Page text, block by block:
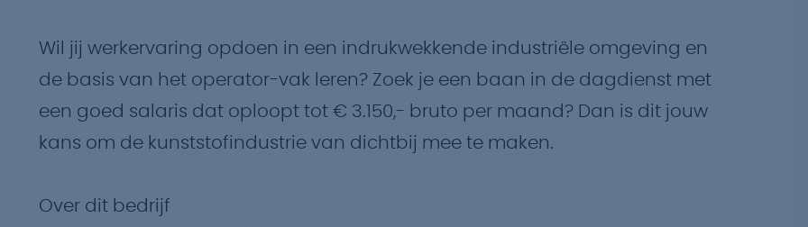
Wil jij werkervaring opdoen in een indrukwekkende industriële omgeving en
de basis van het operator-vak leren? Zoek je een baan in de dagdienst met
een goed salaris dat oploopt tot € 3.150,- bruto per maand? Dan is dit jouw
kans om de kunststofindustrie van dichtbij mee te maken.
Over dit bedrijf